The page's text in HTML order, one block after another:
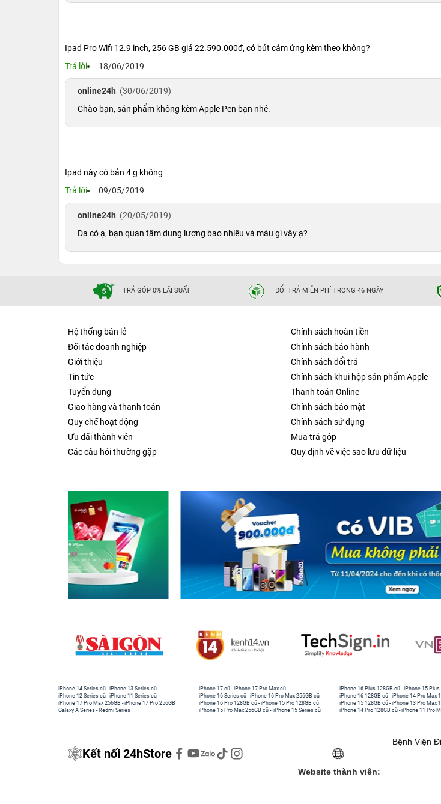
Ipad Pro Wifi 12.9 inch, 256 GB giá 22.590.000đ, có bút cảm ứng kèm theo không?
Trả lời
18/06/2019
online24h (30/06/2019)
Chào bạn, sản phẩm không kèm Apple Pen bạn nhé.
Ipad này có bản 4 g không
Trả lời
09/05/2019
online24h (20/05/2019)
Dạ có ạ, bạn quan tâm dung lượng bao nhiêu và màu gì vậy ạ?
TRẢ GÓP 0% LÃI SUẤT ĐỔI TRẢ MIỄN PHÍ TRONG 46 NGÀY
Hệ thống bán lẻ
Đối tác doanh nghiệp
Giới thiệu
Tin tức
Tuyển dụng
Giao hàng và thanh toán
Quy chế hoạt động
Ưu đãi thành viên
Các câu hỏi thường gặp
Chính sách hoàn tiền
Chính sách bảo hành
Chính sách đổi trả
Chính sách khui hộp sản phẩm Apple
Thanh toán Online
Chính sách bảo mật
Chính sách sử dụng
Mua trả góp
Quy định về việc sao lưu dữ liệu
iPhone 14 Series cũ -iPhone 13 Series cũ
iPhone 12 Series cũ -iPhone 11 Series cũ
iPhone 17 Pro Max 256GB -iPhone 17 Pro 256GB
Galaxy A Series - Redmi Series
iPhone 17 cũ -iPhone 17 Pro Max cũ
iPhone 16 Series cũ - iPhone 16 Pro Max 256GB cũ
iPhone 16 Pro 128GB cũ -iPhone 15 Pro 128GB cũ
iPhone 15 Pro Max 256GB cũ - iPhone 15 Series cũ
iPhone 16 Plus 128GB cũ -iPhone 15 Plus
iPhone 16 128GB cũ -iPhone 14 Pro Max
iPhone 15 128GB cũ -iPhone 13 Pro Max
iPhone 14 Pro 128GB cũ -iPhone 11 Pro
Kết nối 24hStore
Website thành viên:
Bệnh Viện